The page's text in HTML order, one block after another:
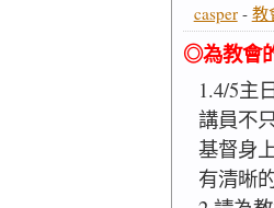
casper- 教
◎為教會
1.4/5主
講員不
基督身
有清晰